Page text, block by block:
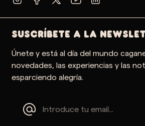
SUSCRÍBETE A LA
Únete y está al día del mundo
novedades, las experiencias y las
esparciendo alegría.